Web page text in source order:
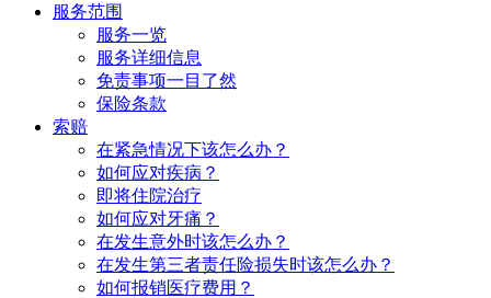
服务范围
服务一览
服务详细信息
免责事项一目了然
保险条款
索赔
在紧急情况下该怎么办？
如何应对疾病？
即将住院治疗
如何应对牙痛？
在发生意外时该怎么办？
在发生第三者责任险损失时该怎么办？
如何报销医疗费用？